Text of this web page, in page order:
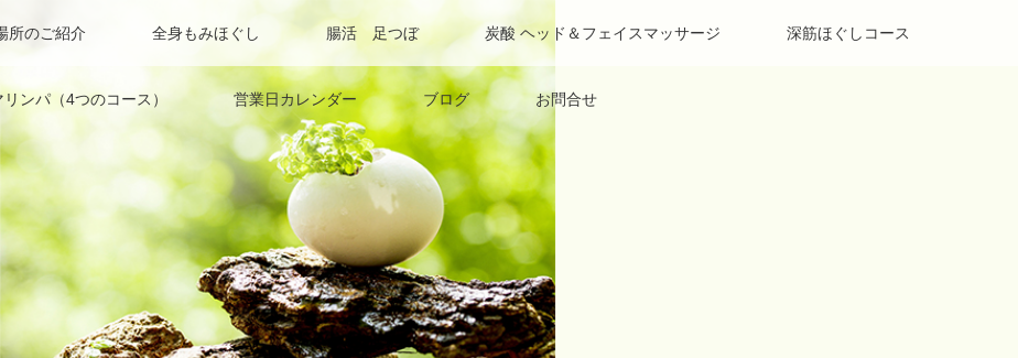
所のご紹介 全身もみほぐし 腸活 足つぼ 炭酸 ヘッド＆フェイスマッサージ 深筋ほぐしコース
ンパ（4つのコース） 営業日カレンダー ブログ お問合せ